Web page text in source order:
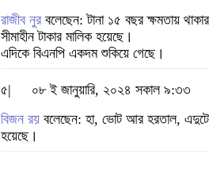
রাজীব নুর বলেছেন: টানা ১৫ বছর ক্ষমতায়
সীমাহীন টাকার মালিক হয়েছে।
এদিকে বিএনপি একদম শুকিয়ে গেছে।
৫|
০৮ ই জানুয়ারি, ২০২৪ সকাল ৯:৩৩
বিজন রয় বলেছেন: হা, ভোট আর হরতাল,
হয়েছে।